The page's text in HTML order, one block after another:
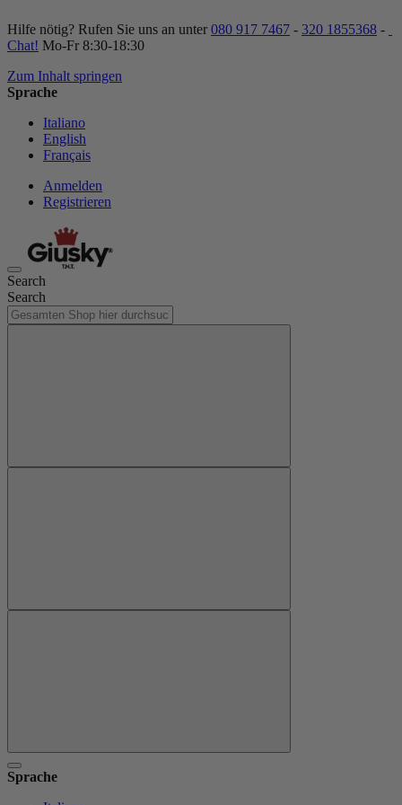
Hilfe nötig? Rufen Sie uns an unter 080 917 7467 - 320 1855368 -
Chat! Mo-Fr 8:30-18:30
Zum Inhalt springen
Sprache
Italiano
English
Français
Anmelden
Registrieren
Search
Search
Sprache